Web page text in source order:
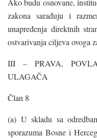
Ako budu osnovane,
zakona sarađuju i
unapređenja direktnih
ostvarivanja ciljeva ovoga
III – PRAVA,
ULAGAČA
Član 8
(a) U skladu sa
sporazuma Bosne i